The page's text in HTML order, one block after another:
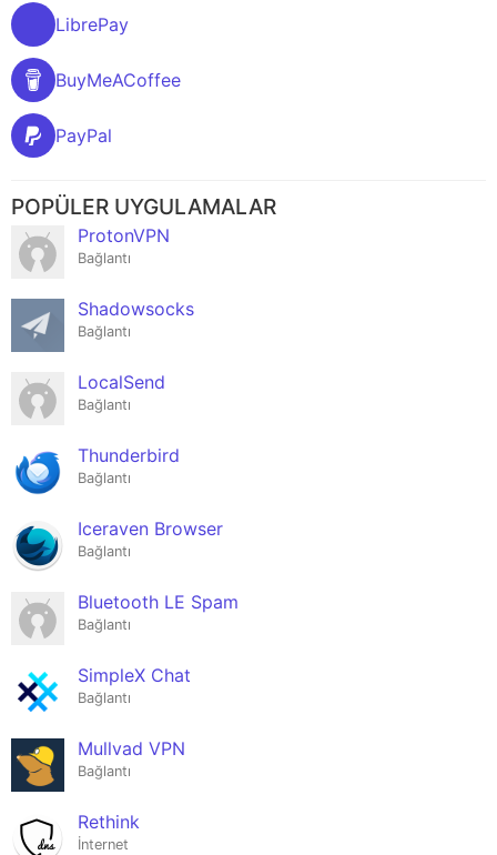
LibrePay
BuyMeACoffee
PayPal
POPÜLER UYGULAMALAR
ProtonVPN
Bağlantı
Shadowsocks
Bağlantı
LocalSend
Bağlantı
Thunderbird
Bağlantı
Iceraven Browser
Bağlantı
Bluetooth LE Spam
Bağlantı
SimpleX Chat
Bağlantı
Mullvad VPN
Bağlantı
Rethink
İnternet